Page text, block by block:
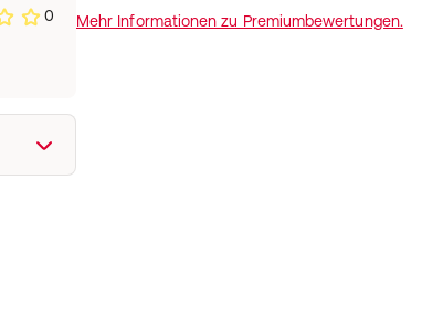
0
Mehr Informationen zu Premiumbewertungen.